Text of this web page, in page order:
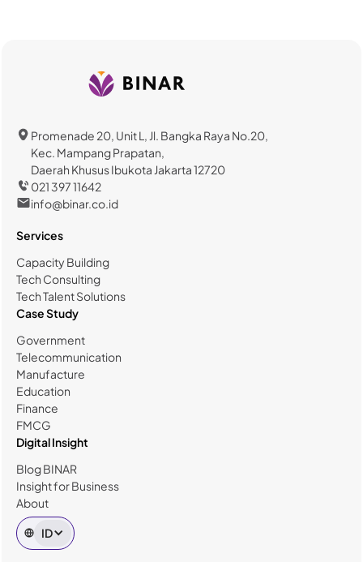
Promenade 20, Unit L, Jl. Bangka Raya No.20,
Kec. Mampang Prapatan,
Daerah Khusus Ibukota Jakarta 12720
021 397 11642
info@binar.co.id
Services
Capacity Building
Tech Consulting
Tech Talent Solutions
Case Study
Government
Telecommunication
Manufacture
Education
Finance
FMCG
Digital Insight
Blog BINAR
Insight for Business
About
ID